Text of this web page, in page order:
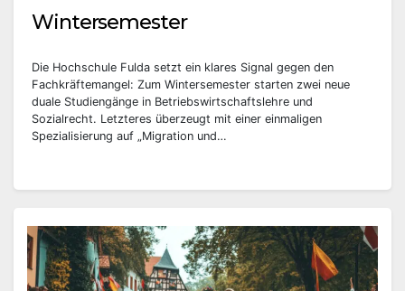
Wintersemester
Die Hochschule Fulda setzt ein klares Signal gegen den
Fachkräftemangel: Zum Wintersemester starten zwei neue
duale Studiengänge in Betriebswirtschaftslehre und
Sozialrecht. Letzteres überzeugt mit einer einmaligen
Spezialisierung auf „Migration und…